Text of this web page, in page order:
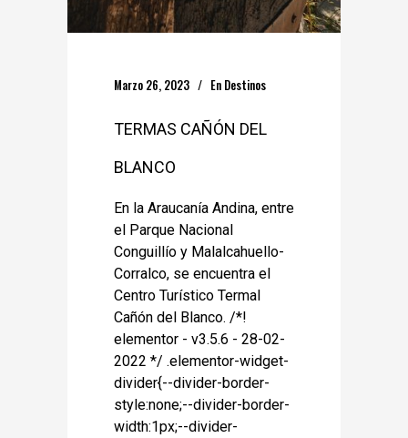
Marzo 26, 2023 En Destinos
TERMAS CAÑÓN DEL
BLANCO
En la Araucanía Andina, entre
el Parque Nacional
Conguillío y Malalcahuello-
Corralco, se encuentra el
Centro Turístico Termal
Cañón del Blanco. /*!
elementor - v3.5.6 - 28-02-
2022 */ .elementor-widget-
divider{--divider-border-
style:none;--divider-border-
width:1px;--divider-